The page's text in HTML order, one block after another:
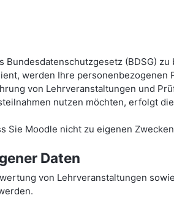
Bundesdatenschutzgesetz (BDSG) zu
werden Ihre personenbezogenen
von Lehrveranstaltungen und
nutzen möchten, erfolgt
Sie Moodle nicht zu eigenen
Daten
von Lehrveranstaltungen